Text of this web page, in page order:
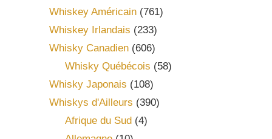
Whiskey Américain (761)
Whiskey Irlandais (233)
Whisky Canadien (606)
Whisky Québécois (58)
Whisky Japonais (108)
Whiskys d'Ailleurs (390)
Afrique du Sud(4)